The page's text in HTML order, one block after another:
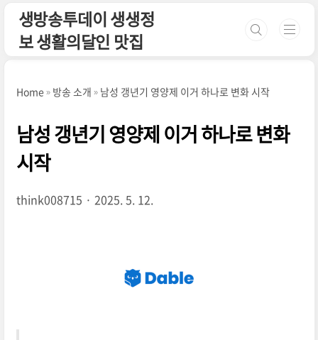
생방송투데이 생생정
보 생활의달인 맛집
Home 방송 소개 남성 갱년기 영양제 이거 하나로 변화 시작
남성 갱년기 영양제 이거 하나로 변화
시작
think008715 2025. 5. 12.